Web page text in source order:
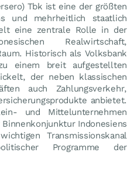
Tbk ist eine der größten
und mehrheitlich staatlich
eine zentrale Rolle in der
Realwirtschaft,
Historisch als Volksbank
einem breit aufgestellten
der neben klassischen
auch Zahlungsverkehr,
anbietet.
und Mittelunternehmen
Indonesiens
Transmissionskanal
Programme der